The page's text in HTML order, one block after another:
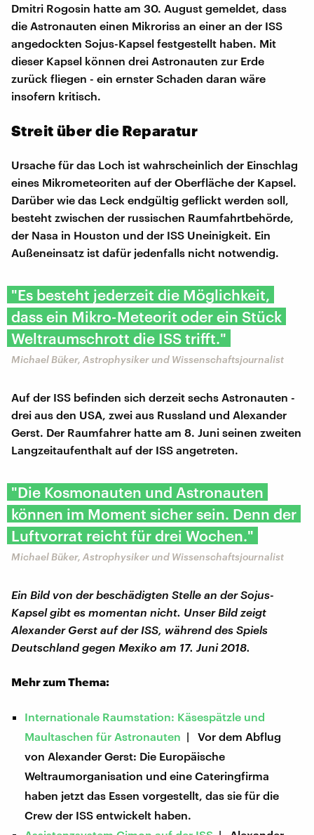
Dmitri Rogosin hatte am 30. August gemeldet, dass
die Astronauten einen Mikroriss an einer an der ISS
angedockten Sojus-Kapsel festgestellt haben. Mit
dieser Kapsel können drei Astronauten zur Erde
zurück fliegen - ein ernster Schaden daran wäre
insofern kritisch.
Streit über die Reparatur
Ursache für das Loch ist wahrscheinlich der Einschlag
eines Mikrometeoriten auf der Oberfläche der Kapsel.
Darüber wie das Leck endgültig geflickt werden soll,
besteht zwischen der russischen Raumfahrtbehörde,
der Nasa in Houston und der ISS Uneinigkeit. Ein
Außeneinsatz ist dafür jedenfalls nicht notwendig.
"Es besteht jederzeit die Möglichkeit,
dass ein Mikro-Meteorit oder ein Stück
Weltraumschrott die ISS trifft."
Michael Büker, Astrophysiker und Wissenschaftsjournalist
Auf der ISS befinden sich derzeit sechs Astronauten -
drei aus den USA, zwei aus Russland und Alexander
Gerst. Der Raumfahrer hatte am 8. Juni seinen zweiten
Langzeitaufenthalt auf der ISS angetreten.
"Die Kosmonauten und Astronauten
können im Moment sicher sein. Denn der
Luftvorrat reicht für drei Wochen."
Michael Büker, Astrophysiker und Wissenschaftsjournalist
Ein Bild von der beschädigten Stelle an der Sojus-
Kapsel gibt es momentan nicht. Unser Bild zeigt
Alexander Gerst auf der ISS, während des Spiels
Deutschland gegen Mexiko am 17. Juni 2018.
Mehr zum Thema:
Internationale Raumstation: Käsespätzle und
Maultaschen für Astronauten | Vor dem Abflug
von Alexander Gerst: Die Europäische
Weltraumorganisation und eine Cateringfirma
haben jetzt das Essen vorgestellt, das sie für die
Crew der ISS entwickelt haben.